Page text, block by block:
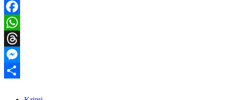
Facebook
WhatsApp
Threads
Messenger